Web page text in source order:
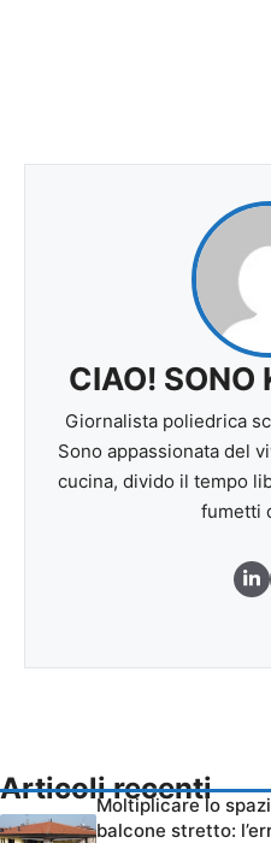
CIAO! SONO
Giornalista poliedrica
Sono appassionata del
cucina, divido il tempo
fumetti
Articoli recenti
Moltiplicare lo
balcone stretto: